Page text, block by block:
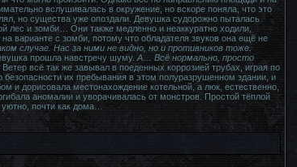
вслушивалась в окружение, но вскоре поняла, что это
но существа уже опоздали. Девушка судорожно пыталась
лес и зомби… Они также медленно и неаккуратно ходили,
варианте с зомби, потому что обладателя звуков она ещё не
случае. Нас за ними не видно, но и противников тоже.
прошла навстречу шуму. А… Всё нормально, просто
всё так же завывал в поеденных коррозией трубах, играя по
их пребывания в этом полуразрушенном здании, и
и дорисовала местонахождение котельной, а люк, естественно,
аномалии и уворачивалась от монстров. Простой тёплой
почти как дома…